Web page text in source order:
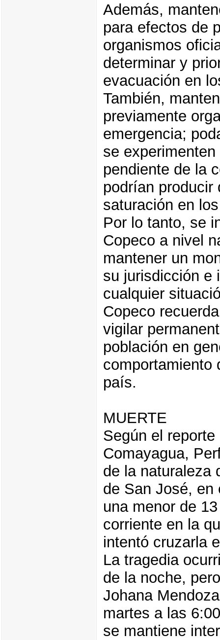
Además,
para efectos de
organismos
determinar y
evacuación en
También,
previamente
emergencia;
se
pendiente de la
podrían producir
saturación en
Por lo tanto, se
Copeco a nivel
mantener un
su jurisdicción e
cualquier
Copeco
vigilar
población en
comportamiento
país.
MUERTE
Según el
Comayagua,
de la naturaleza
de San José, en
una menor de
corriente en la
intentó cruzarla
La tragedia
de la noche,
Johana
martes a las
se mantiene